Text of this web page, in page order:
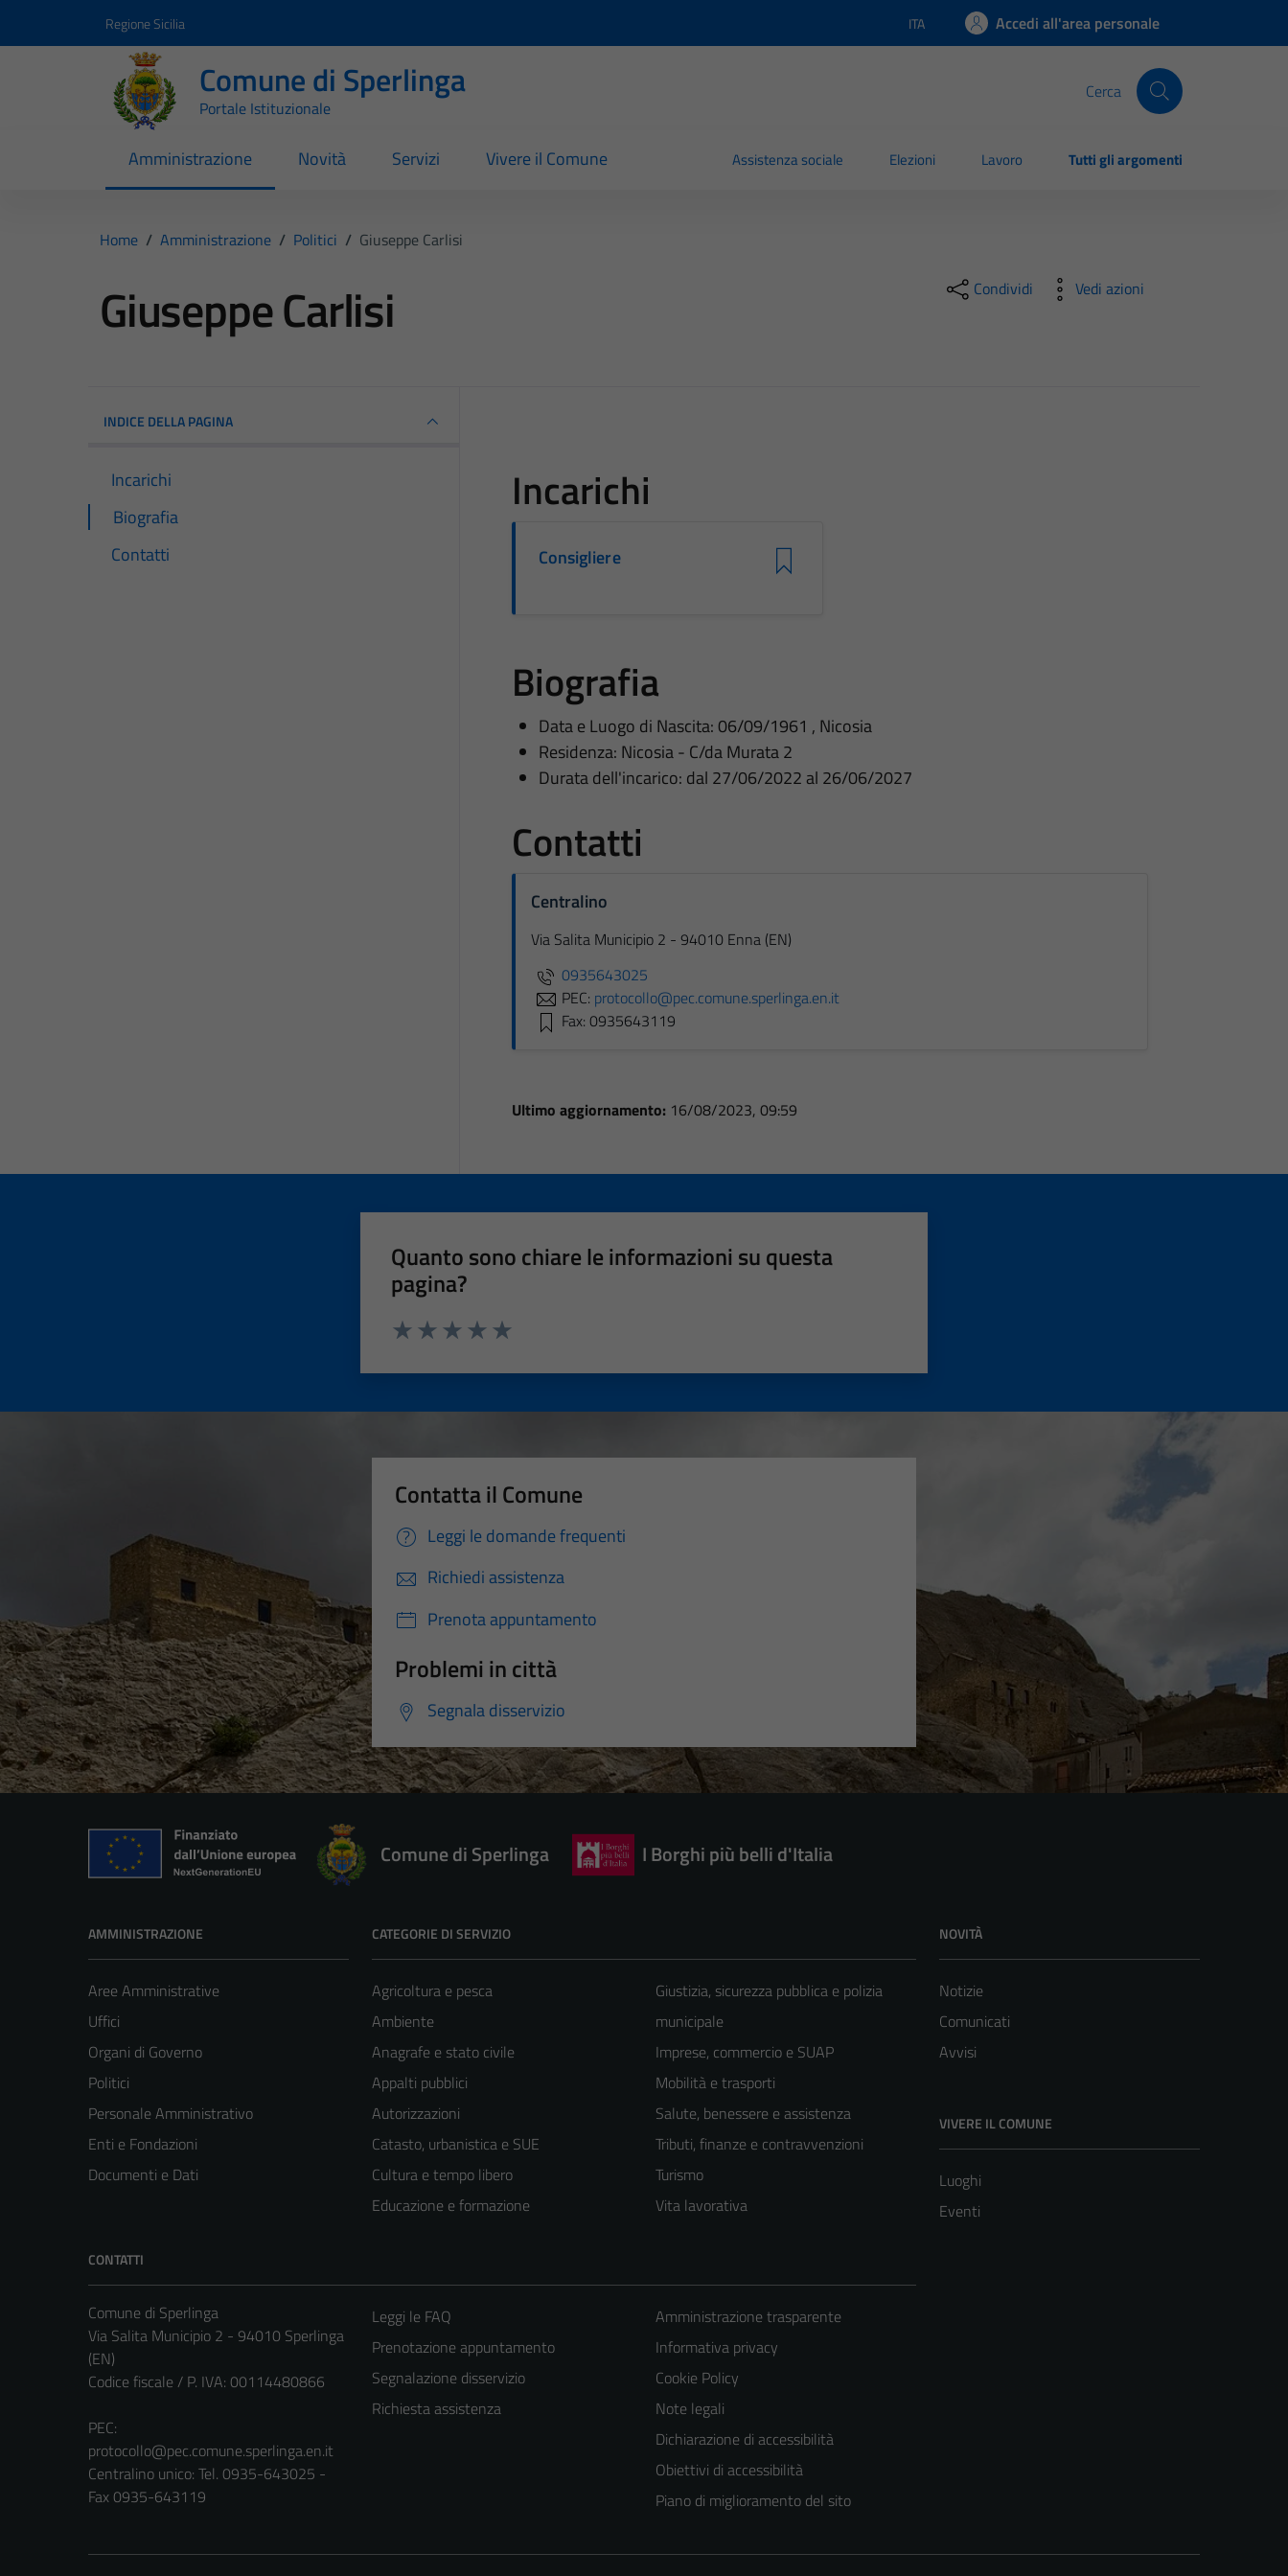
Regione Sicilia Lingua attiva:
ITA Accedi all'area personale
Comune di Sperlinga
Portale Istituzionale
Cerca
Amministrazione Novità Servizi Vivere il Comune Assistenza sociale Elezioni Lavoro Tutti gli argomenti
Home / Amministrazione / Politici / Giuseppe Carlisi
Giuseppe Carlisi Condividi Vedi azioni
INDICE DELLA PAGINA
Incarichi
Biografia
Contatti
Incarichi
Consigliere
Biografia
Data e Luogo di Nascita: 06/09/1961 , Nicosia
Residenza: Nicosia - C/da Murata 2
Durata dell'incarico: dal 27/06/2022 al 26/06/2027
Contatti
Centralino
Via Salita Municipio 2 - 94010 Enna (EN)
0935643025
PEC: protocollo@pec.comune.sperlinga.en.it
Fax: 0935643119
Ultimo aggiornamento: 16/08/2023, 09:59
Quanto sono chiare le informazioni su questa
pagina?
Contatta il Comune
Leggi le domande frequenti
Richiedi assistenza
Prenota appuntamento
Problemi in città
Segnala disservizio
Comune di Sperlinga I Borghi più belli d'Italia
AMMINISTRAZIONE
Aree Amministrative
Uffici
Organi di Governo
Politici
Personale Amministrativo
Enti e Fondazioni
Documenti e Dati
CATEGORIE DI SERVIZIO
Agricoltura e pesca
Ambiente
Anagrafe e stato civile
Appalti pubblici
Autorizzazioni
Catasto, urbanistica e SUE
Cultura e tempo libero
Educazione e formazione
Giustizia, sicurezza pubblica e polizia
municipale
Imprese, commercio e SUAP
Mobilità e trasporti
Salute, benessere e assistenza
Tributi, finanze e contravvenzioni
Turismo
Vita lavorativa
NOVITÀ
Notizie
Comunicati
Avvisi
VIVERE IL COMUNE
Luoghi
Eventi
CONTATTI
Comune di Sperlinga
Via Salita Municipio 2 - 94010 Sperlinga
(EN)
Codice fiscale / P. IVA: 00114480866
PEC:
protocollo@pec.comune.sperlinga.en.it
Centralino unico: Tel. 0935-643025 -
Fax 0935-643119
Leggi le FAQ
Prenotazione appuntamento
Segnalazione disservizio
Richiesta assistenza
Amministrazione trasparente
Informativa privacy
Cookie Policy
Note legali
Dichiarazione di accessibilità
Obiettivi di accessibilità
Piano di miglioramento del sito